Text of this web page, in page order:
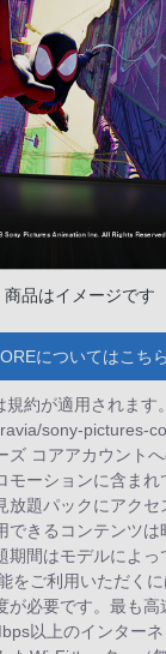
品はイメージです
についてはこちら
規約が適用されます
sony-pictures-
ズ コアアカウント
モーションに含まれ
放題パックにアクセ
できるコンテンツは
期間はモデルによっ
をご利用いただく
が必要です。最も高
以上のインター